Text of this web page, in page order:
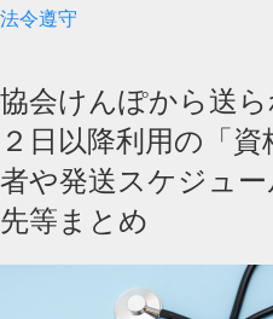
法令遵守
協会けんぽから送
２日以降利用の「
者や発送スケジュ
先等まとめ